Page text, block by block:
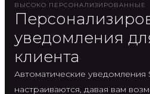
ВЫСОКО ПЕРСОНАЛИЗИРОВАННЫЕ
уведомления
клиента
Автоматические уведомления
настраиваются, давая вам